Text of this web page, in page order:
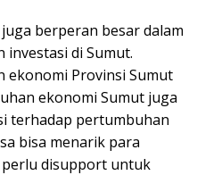
berperan besar dalam
di Sumut.
ekonomi Provinsi Sumut
ekonomi Sumut juga
terhadap pertumbuhan
bisa menarik para
perlu disupport untuk